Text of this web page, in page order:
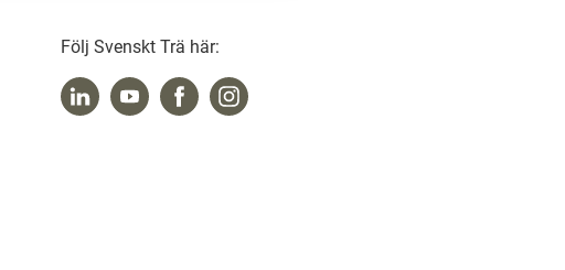
Följ Svenskt Trä här: